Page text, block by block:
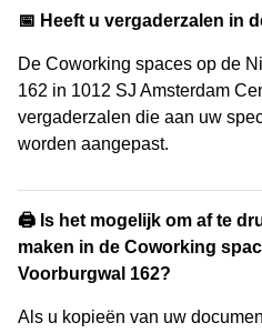
📅 Heeft u vergaderzalen in
De Coworking spaces op de
162 in 1012 SJ Amsterdam
vergaderzalen die aan uw
worden aangepast.
🖨️ Is het mogelijk om af te
maken in de Coworking
Voorburgwal 162?
Als u kopieën van uw